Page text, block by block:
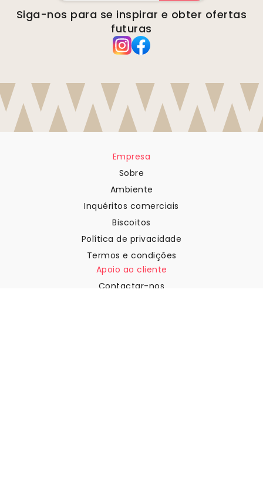
Siga-nos para se inspirar e obter ofertas
futuras
Empresa
Sobre
Ambiente
Inquéritos comerciais
Biscoitos
Política de privacidade
Termos e condições
Apoio ao cliente
Contactar-nos